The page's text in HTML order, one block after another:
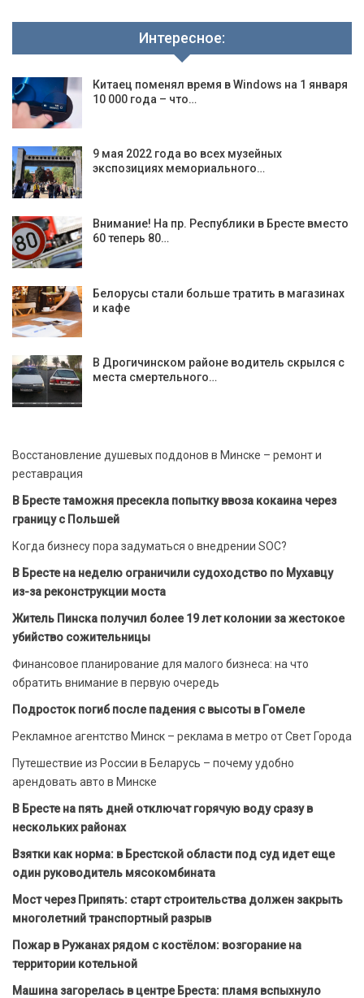
Интересное:
Китаец поменял время в Windows на 1 января
10 000 года – что…
9 мая 2022 года во всех музейных
экспозициях мемориального…
Внимание! На пр. Республики в Бресте вместо
60 теперь 80…
Белорусы стали больше тратить в магазинах
и кафе
В Дрогичинском районе водитель скрылся с
места смертельного…
Восстановление душевых поддонов в Минске – ремонт и
реставрация
В Бресте таможня пресекла попытку ввоза кокаина через
границу с Польшей
Когда бизнесу пора задуматься о внедрении SOC?
В Бресте на неделю ограничили судоходство по Мухавцу
из-за реконструкции моста
Житель Пинска получил более 19 лет колонии за жестокое
убийство сожительницы
Финансовое планирование для малого бизнеса: на что
обратить внимание в первую очередь
Подросток погиб после падения с высоты в Гомеле
Рекламное агентство Минск – реклама в метро от Свет Города
Путешествие из России в Беларусь – почему удобно
арендовать авто в Минске
В Бресте на пять дней отключат горячую воду сразу в
нескольких районах
Взятки как норма: в Брестской области под суд идет еще
один руководитель мясокомбината
Мост через Припять: старт строительства должен закрыть
многолетний транспортный разрыв
Пожар в Ружанах рядом с костёлом: возгорание на
территории котельной
Машина загорелась в центре Бреста: пламя вспыхнуло